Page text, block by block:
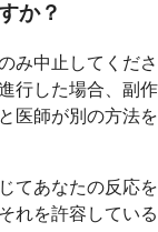
か？
み中止してくださ
行した場合、副作
医師が別の方法を
てあなたの反応を
れを許容している